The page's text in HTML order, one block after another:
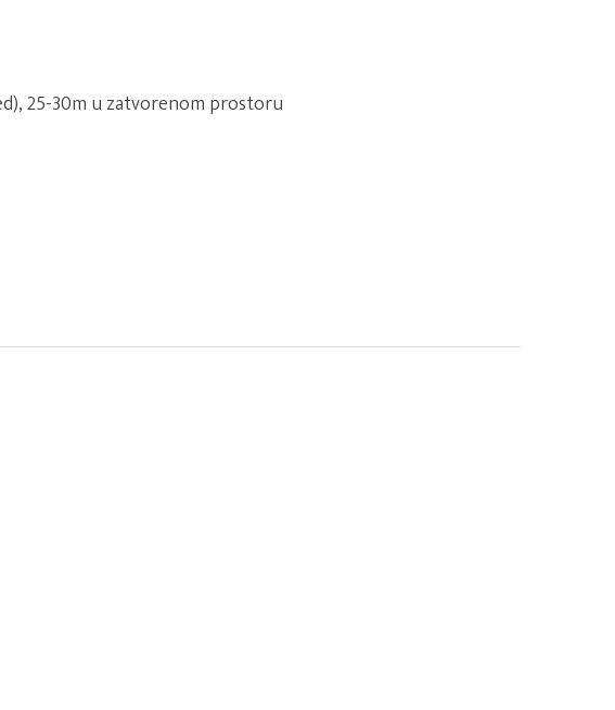
25-30m u zatvorenom prostoru